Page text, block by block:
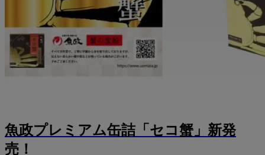
魚政プレミアム缶詰「セコ蟹」新発
売！